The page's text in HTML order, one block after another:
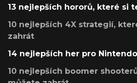
13 nejlepších hororů, které si
10 nejlepších 4X strategií,
zahrát
14 nejlepších her pro
10 nejlepších boomer